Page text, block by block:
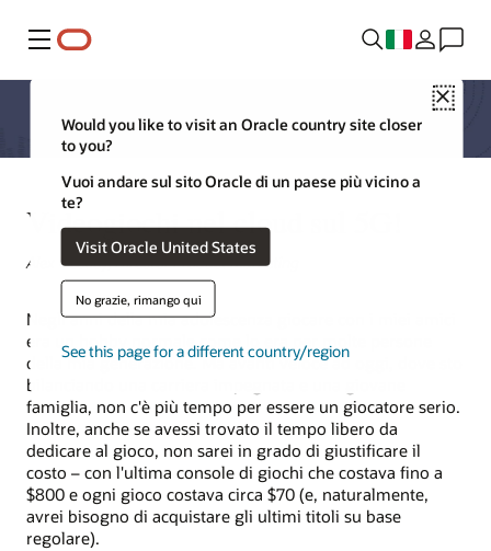
Menu
Close
Would you like to visit an Oracle country site closer
to you?
Vuoi andare sul sito Oracle di un paese più vicino a
te?
Visit Oracle United States
No grazie, rimango qui
See this page for a different country/region
Videogiochi nel cloud sul 5G!
Alex Westley, Director Product Marketing
Negli anni della mia adolescenza giocare con i miei amici
era un hobby normale come lo era per molte persone
della mia generazione. Ma avanti veloce ad oggi, dove sto
bilanciando una carriera impegnata e una giovane
famiglia, non c'è più tempo per essere un giocatore serio.
Inoltre, anche se avessi trovato il tempo libero da
dedicare al gioco, non sarei in grado di giustificare il
costo – con l'ultima console di giochi che costava fino a
$800 e ogni gioco costava circa $70 (e, naturalmente,
avrei bisogno di acquistare gli ultimi titoli su base
regolare).